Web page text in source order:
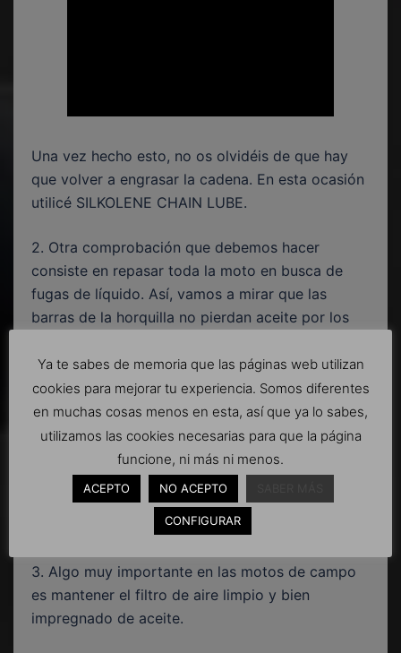
Una vez hecho esto, no os olvidéis de que hay
que volver a engrasar la cadena. En esta ocasión
utilicé SILKOLENE CHAIN LUBE.
2. Otra comprobación que debemos hacer
consiste en repasar toda la moto en busca de
fugas de líquido. Así, vamos a mirar que las
barras de la horquilla no pierdan aceite por los
encuentren en buen estado, que no estén
agrietados ni pellizcados, que los manguitos que
llevan el refrigerante no estén resecos o tengan
pérdidas por algún poro, que no haya bridas
metálicas rotas, que la bomba no pierda
refrigerante, que no haya pérdidas de aceite,…
repasad en todos los sitios que se os puedan
3. Algo muy importante en las motos de campo
es mantener el filtro de aire limpio y bien
impregnado de aceite.
Ya te sabes de memoria que las páginas web utilizan
cookies para mejorar tu experiencia. Somos diferentes
en muchas cosas menos en esta, así que ya lo sabes,
utilizamos las cookies necesarias para que la página
funcione, ni más ni menos.
ACEPTO NO ACEPTO
CONFIGURAR